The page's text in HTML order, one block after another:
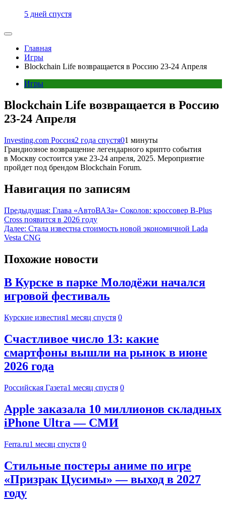
5 дней спустя
Главная
Игры
Blockchain Life возвращается в Россию 23-24 Апреля
Игры
Blockchain Life возвращается в Россию
23-24 Апреля
Investing.com Россия2 года спустя01 минуты
Грандиозное возвращение легендарного крипто события
в Москву состоится уже 23-24 апреля, 2025. Мероприятие
пройдет под брендом Blockchain Forum.
Навигация по записям
Предыдущая: Глава «АвтоВАЗа» Соколов: кроссовер B-Plus
Cross появится в 2026 году
Далее: Стала известна стоимость новой экономичной Lada
Vesta CNG
Похожие новости
В Курске в парке Молодёжи начался
игровой фестиваль
Курские известия1 месяц спустя 0
Счастливое число 13: какие
смартфоны вышли на рынок в июне
2026 года
Российская Газета1 месяц спустя 0
Apple заказала 10 миллионов складных
iPhone Ultra — СМИ
Ferra.ru1 месяц спустя 0
Стильные постеры аниме по игре
«Призрак Цусимы» — выход в 2027
году